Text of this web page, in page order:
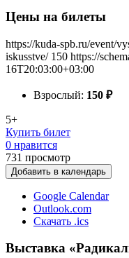
Цены на билеты
https://kuda-spb.ru/event/
iskusstve/ 150 https://
16T20:03:00+03:00
Взрослый: 150 ₽
5+
Купить билет
0 нравится
731 просмотр
Добавить в календарь
Google Calendar
Outlook.com
Скачать .ics
Выставка